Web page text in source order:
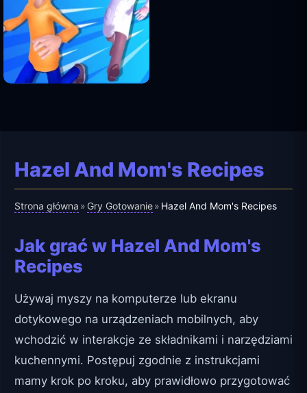
Hazel And Mom's Recipes
Strona główna » Gry Gotowanie» Hazel And Mom's Recipes
Jak grać w Hazel And Mom's
Recipes
Używaj myszy na komputerze lub ekranu
dotykowego na urządzeniach mobilnych, aby
wchodzić w interakcje ze składnikami i narzędziami
kuchennymi. Postępuj zgodnie z instrukcjami
mamy krok po kroku, aby prawidłowo przygotować